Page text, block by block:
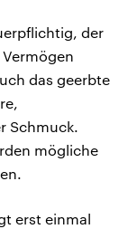
der
das geerbte
Schmuck.
mögliche
erst einmal